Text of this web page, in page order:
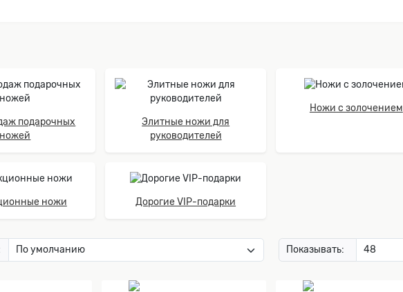
подарочных
ножей
Элитные ножи для
руководителей
Ножи с золочением
ножи Дорогие VIP-подарки
Показывать: